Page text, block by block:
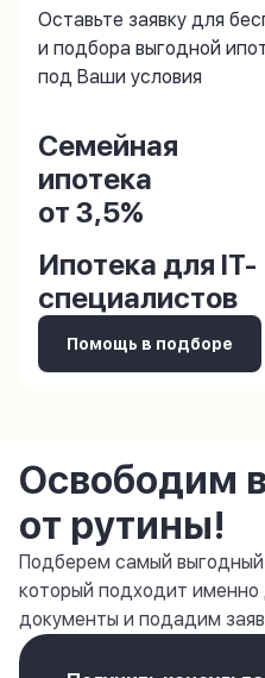
Оставьте заявку для
и подбора выгодной
под Ваши условия
Семейная
ипотека
от 3,5%
Ипотека для IT-
специалистов
Помощь в подборе
Освободим
от рутины!
Подберем самый
который подходит
документы и подадим